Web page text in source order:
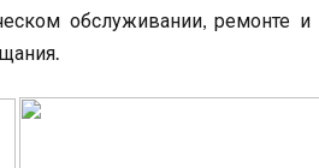
обслуживании, ремонте